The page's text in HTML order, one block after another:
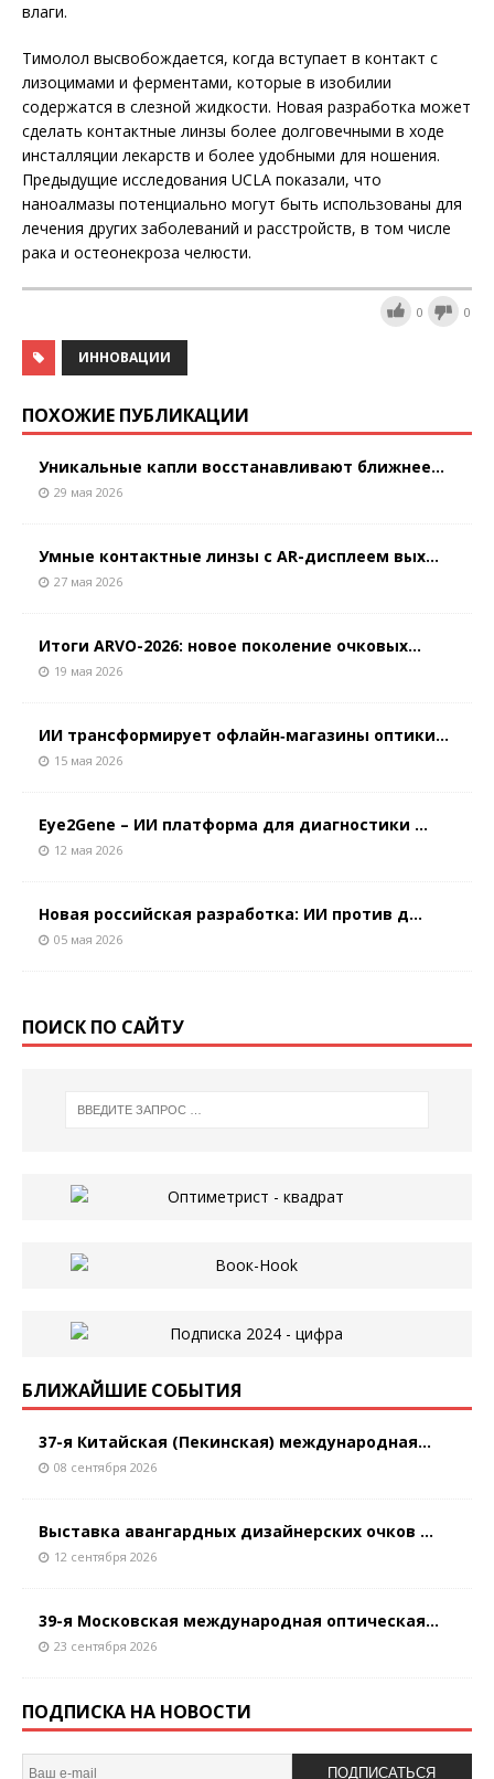
влаги.
Тимолол высвобождается, когда вступает в контакт с
лизоцимами и ферментами, которые в изобилии
содержатся в слезной жидкости. Новая разработка может
сделать контактные линзы более долговечными в ходе
инсталляции лекарств и более удобными для ношения.
Предыдущие исследования UCLA показали, что
наноалмазы потенциально могут быть использованы для
лечения других заболеваний и расстройств, в том числе
рака и остеонекроза челюсти.
0 0
ИННОВАЦИИ
ПОХОЖИЕ ПУБЛИКАЦИИ
Уникальные капли восстанавливают ближнее...
29 мая 2026
Умные контактные линзы с AR-дисплеем вых...
27 мая 2026
Итоги ARVO-2026: новое поколение очковых...
19 мая 2026
ИИ трансформирует офлайн‑магазины оптики...
15 мая 2026
Eye2Gene – ИИ платформа для диагностики ...
12 мая 2026
Новая российская разработка: ИИ против д...
05 мая 2026
ПОИСК ПО САЙТУ
БЛИЖАЙШИЕ СОБЫТИЯ
37-я Китайская (Пекинская) международная...
08 сентября 2026
Выставка авангардных дизайнерских очков ...
12 сентября 2026
39-я Московская международная оптическая...
23 сентября 2026
ПОДПИСКА НА НОВОСТИ
ПОДПИСАТЬСЯ